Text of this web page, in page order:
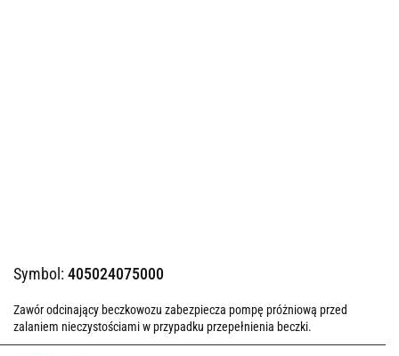
Symbol:405024075000
Zawór odcinający beczkowozu zabezpiecza pompę próżniową przed
zalaniem nieczystościami w przypadku przepełnienia beczki.